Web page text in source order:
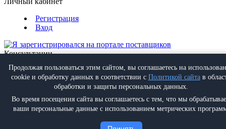
Регистрация
Вход
Консультации
Позвонить +7 (495) 988-07-08
Написатьinfo@proff-comfort.ru
Политика конфиденциальности
Продолжая пользоваться этим сайтом, вы соглашаетесь на
cookie и обработку данных в соответствии с Политикой сайтав
обработки и защиты персональных данных.
Во время посещения сайта вы соглашаетесь с тем, что мы
ваши персональные данные с использованием метрических